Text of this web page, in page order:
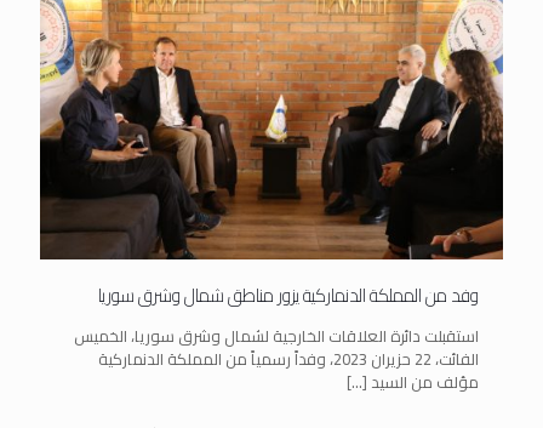
وفد من المملكة الدنماركية يزور مناطق شمال وشرق سوريا
استقبلت دائرة العلاقات الخارجية لشمال وشرق سوريا، الخميس
الفائت، 22 حزيران 2023، وفداً رسمياً من المملكة الدنماركية
مؤلف من السيد […]